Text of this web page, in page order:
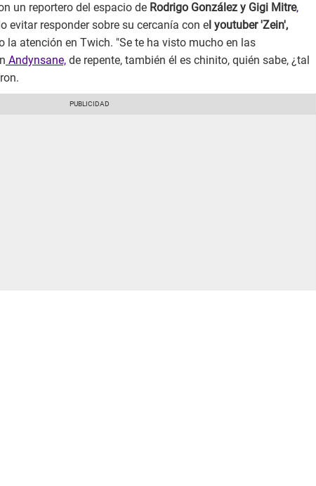
un reportero del espacio de Rodrigo González y Gigi Mitre,
evitar responder sobre su cercanía con e l youtuber 'Zein',
la atención en Twich. "Se te ha visto mucho en las
Andynsane, de repente, también él es chinito, quién sabe, ¿tal